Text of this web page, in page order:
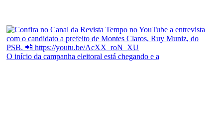
O início da campanha eleitoral está chegando e a